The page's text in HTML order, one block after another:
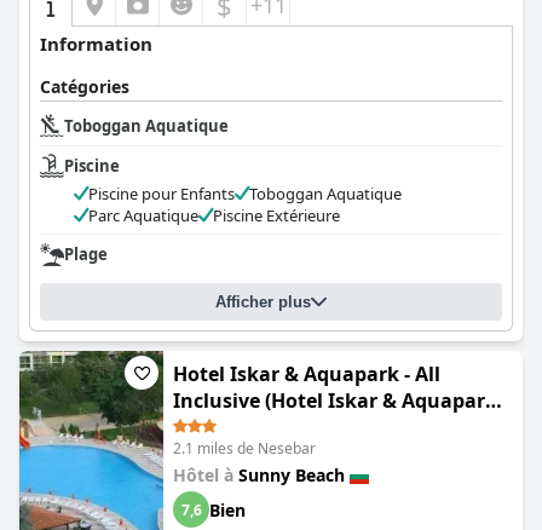
Dans l'ensemble, l'hôtel Baikal - Tout Inclus est bien accueilli
accommodantes et son environnement familial, ce qui en fait
une destination attrayante pour des vacances relaxantes et
agréables.
Information
Catégories
Toboggan Aquatique
Piscine
Piscine pour Enfants
Toboggan Aquatique
Parc Aquatique
Piscine Extérieure
Plage
Afficher plus
Hotel Iskar & Aquapark - All
Inclusive (Hotel Iskar & Aquapark -
All Inclusive and FREE PARKING)
2.1 miles de Nesebar
Hôtel à Sunny Beach
7,6 Bien